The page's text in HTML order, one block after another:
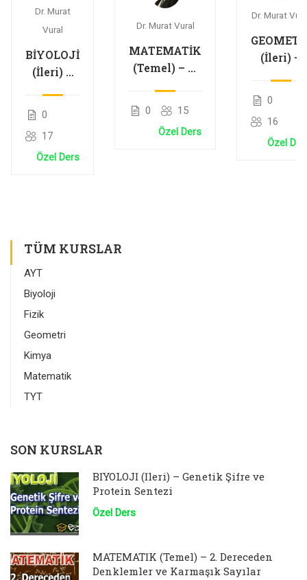
Dr. Murat
Vural
BİYOLOJİ
(İleri) –
Şifre ve
Protein
Sentezi
0
17
Özel Ders
Dr. Murat Vural
MATEMATİK
(Temel) – 2.
Denklemler
ve Karmaşık
Sayılar
0
15
Özel Ders
Dr. Murat
(İleri) –
Analitiği
Analitiği
0
16
Özel
TÜM KURSLAR
AYT
Biyoloji
Fizik
Geometri
Kimya
Matematik
TYT
SON KURSLAR
BİYOLOJİ (İleri) – Genetik Şifre ve
Protein Sentezi
Özel Ders
MATEMATİK (Temel) – 2. Dereceden
Denklemler ve Karmaşık Sayılar